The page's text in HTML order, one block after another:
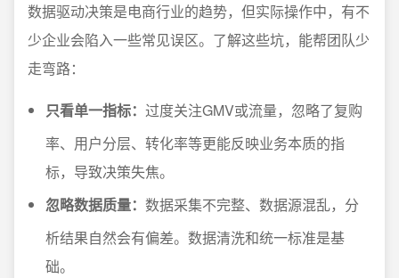
数据驱动决策是电商行业的趋势，但实际操作中，有不
少企业会陷入一些常见误区。了解这些坑，能帮团队少
走弯路：
只看单一指标： 过度关注GMV或流量，忽略了复购
率、用户分层、转化率等更能反映业务本质的指
标，导致决策失焦。
忽略数据质量： 数据采集不完整、数据源混乱，分
析结果自然会有偏差。数据清洗和统一标准是基
础。